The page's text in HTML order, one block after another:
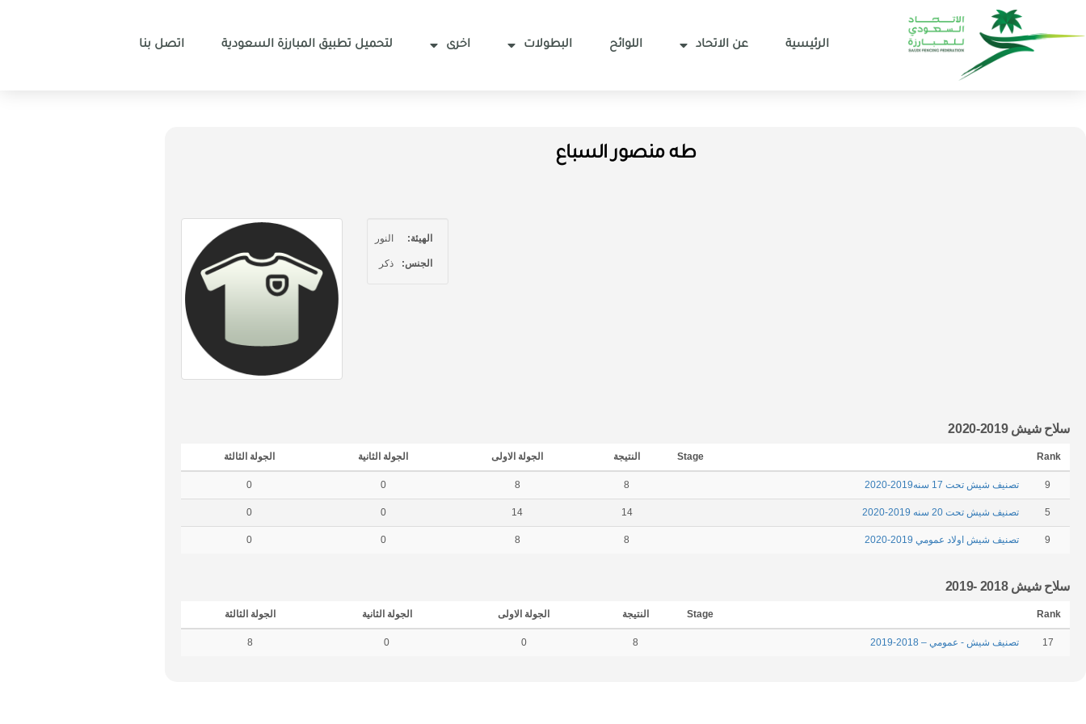
الرئيسية عن الاتحاد اللوائح البطولات اخرى لتحميل تطبيق المبارزة السعودية اتصل بنا
طه منصور السباع
الهيئة: النور
الجنس: ذكر
سلاح شيش 2019-2020
Rank
Stage النتيجة الجولة الاولى الجولة الثانية الجولة الثالثة
9 تصنيف شيش تحت 17 سنه2019-2020 8
8
0
0
5 تصنيف شيش تحت 20 سنه 2019-2020 14
14
0
0
9 تصنيف شيش اولاد عمومي 2019-2020 8
8
0
0
سلاح شيش 2018 -2019
Rank
Stage النتيجة الجولة الاولى الجولة الثانية الجولة الثالثة
17 تصنيف شيش - عمومي – 2018-2019 8
0
0
8